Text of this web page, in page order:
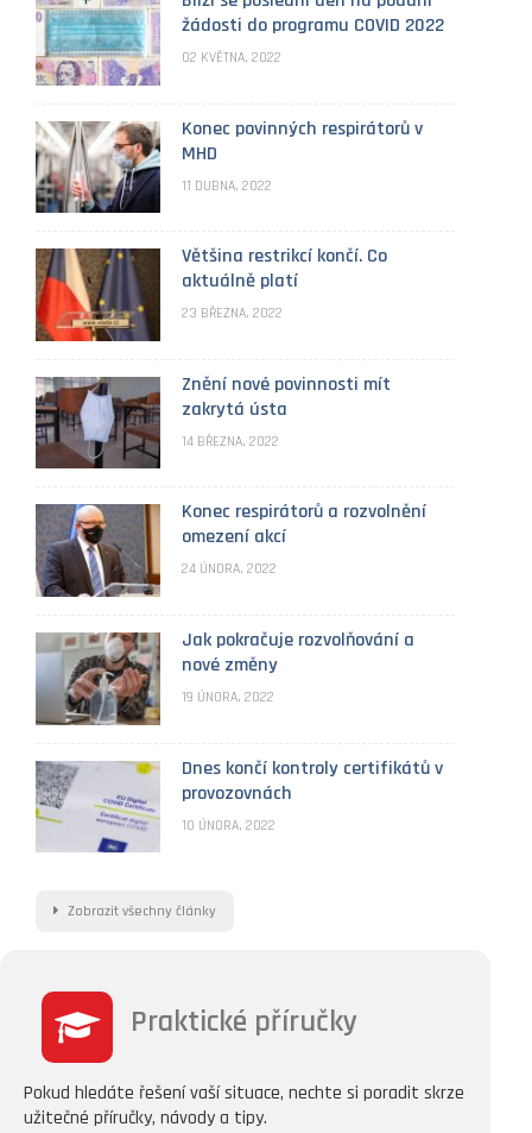
žádosti do programu COVID 2022
02 KVĚTNA, 2022
Konec povinných respirátorů v
MHD
11 DUBNA, 2022
Většina restrikcí končí. Co
aktuálně platí
23 BŘEZNA, 2022
Znění nové povinnosti mít
zakrytá ústa
14 BŘEZNA, 2022
Konec respirátorů a rozvolnění
omezení akcí
24 ÚNORA, 2022
Jak pokračuje rozvolňování a
nové změny
19 ÚNORA, 2022
Dnes končí kontroly certifikátů v
provozovnách
10 ÚNORA, 2022
Zobrazit všechny články
Praktické příručky
Pokud hledáte řešení vaší situace, nechte si poradit skrze
užitečné příručky, návody a tipy.